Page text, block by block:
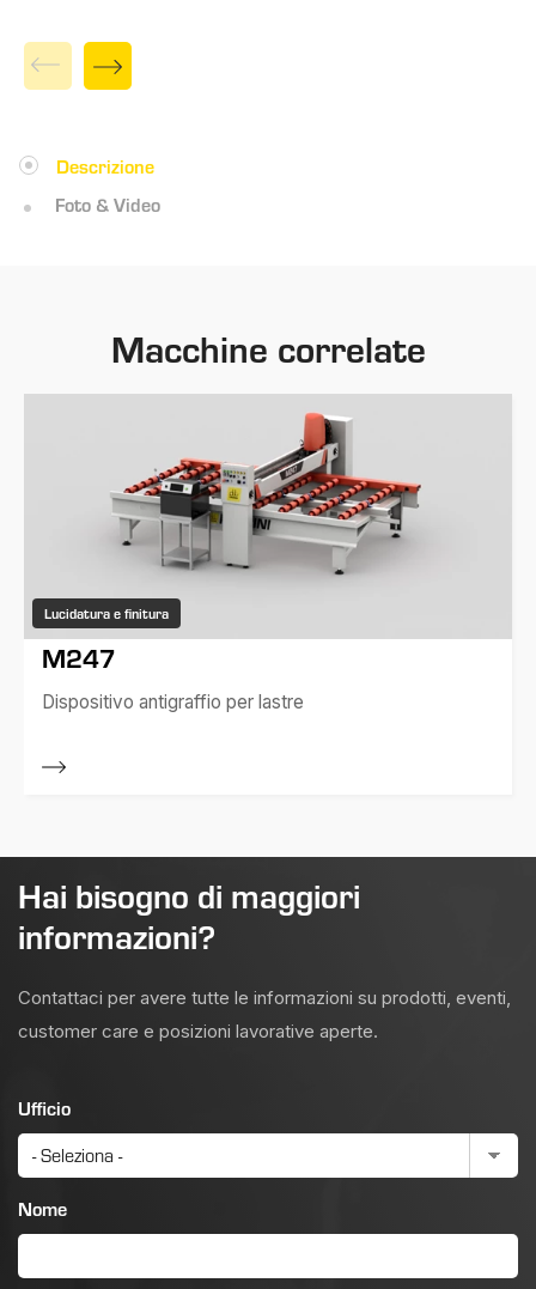
Descrizione
Foto & Video
Macchine correlate
Lucidatura e finitura
M247
Dispositivo antigraffio per lastre
Hai bisogno di maggiori
informazioni?
Contattaci per avere tutte le informazioni su prodotti, eventi,
customer care e posizioni lavorative aperte.
Ufficio
Nome